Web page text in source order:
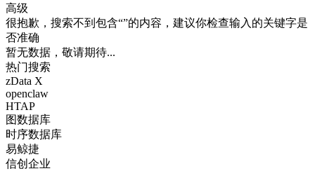
高级
很抱歉，搜索不到包含“”的内容，建议你检查输入的关键字是
否准确
暂无数据，敬请期待...
热门搜索
zData X
openclaw
HTAP
图数据库
时序数据库
易鲸捷
信创企业